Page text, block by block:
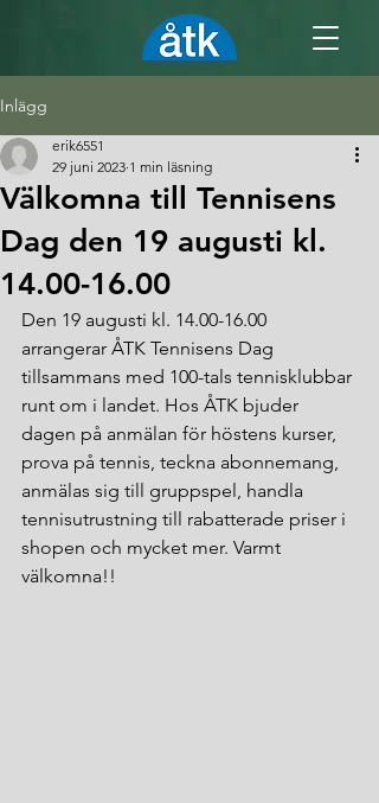
Inlägg
Välkomna till Tennisens
Dag den 19 augusti kl.
14.00-16.00
erik6551
29 juni 2023 1 min läsning
Den 19 augusti kl. 14.00-16.00
arrangerar ÅTK Tennisens Dag
tillsammans med 100-tals tennisklubbar
runt om i landet. Hos ÅTK bjuder
dagen på anmälan för höstens kurser,
prova på tennis, teckna abonnemang,
anmälas sig till gruppspel, handla
tennisutrustning till rabatterade priser i
shopen och mycket mer. Varmt
välkomna!!